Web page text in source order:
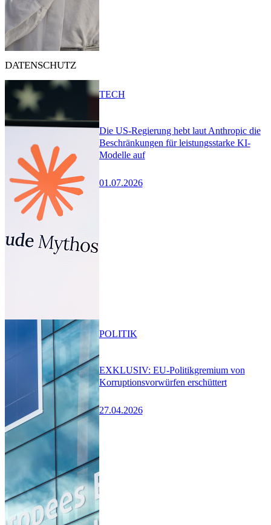
DATENSCHUTZ
Die US-Regierung hebt laut Anthropic die
Beschränkungen für leistungsstarke KI-
Modelle auf
01.07.2026
TECH
EXKLUSIV: EU-Politikgremium von
Korruptionsvorwürfen erschüttert
27.04.2026
POLITIK